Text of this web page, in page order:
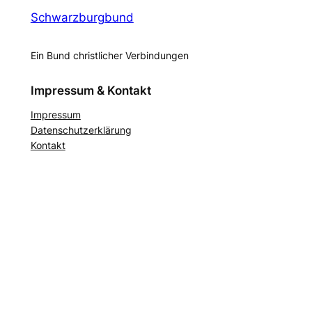
Schwarzburgbund
Ein Bund christlicher Verbindungen
Impressum & Kontakt
Impressum
Datenschutzerklärung
Kontakt